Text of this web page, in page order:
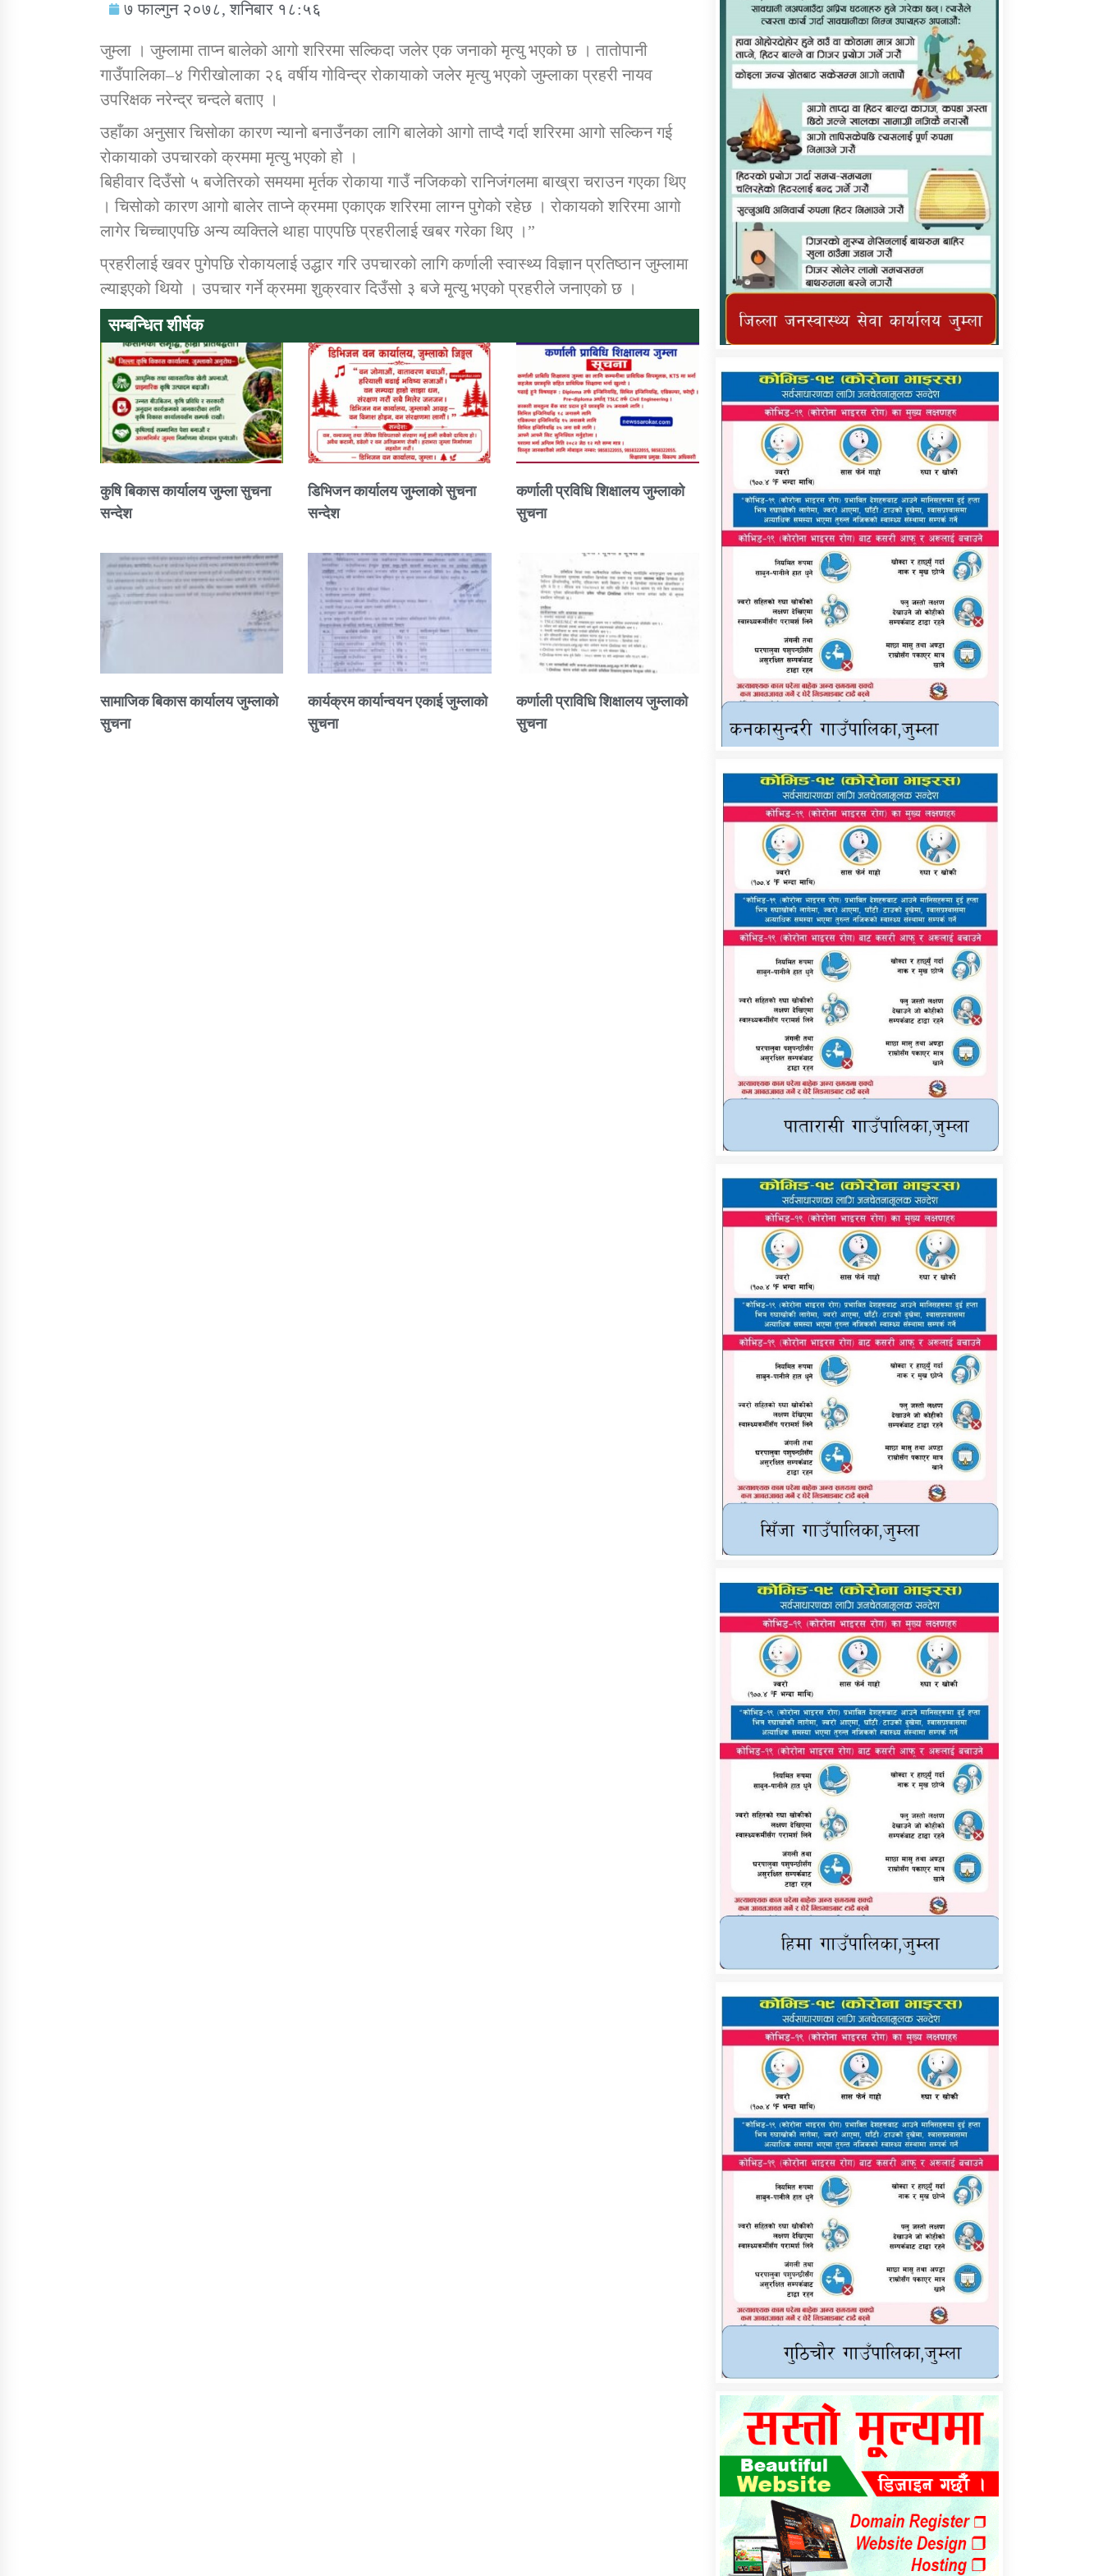
कर्णाली प्राविधि शिक्षालय जुम्लाको सुचना
तातोपानी गाउँपालिकाको न्यायिक समिति सम्बन्धी
सन्देश
तातोपानी गाउँपालिका जुम्लाको महिला तथा
लैङ्गिक हिंसा सम्बन्धी सूचना सन्देश
तातोपानी गाउँपालिका जुम्लाको महिनावारी
तातोपानी गाउँपालिका जुम्लाको बालविवाह सन्देश तातोपानी गाउँपालिका जुम्लाको सूचना
७ फाल्गुन २०७८, शनिबार १८:५६
जुम्ला । जुम्लामा ताप्न बालेको आगो शरिरमा सल्किदा जलेर एक जनाको मृत्यु भएको छ । तातोपानी
गाउँपालिका–४ गिरीखोलाका २६ वर्षीय गोविन्द्र रोकायाको जलेर मृत्यु भएको जुम्लाका प्रहरी नायव
उपरिक्षक नरेन्द्र चन्दले बताए ।
उहाँका अनुसार चिसोका कारण न्यानो बनाउँनका लागि बालेको आगो ताप्दै गर्दा शरिरमा आगो सल्किन गई
रोकायाको उपचारको क्रममा मृत्यु भएको हो ।
बिहीवार दिउँसो ५ बजेतिरको समयमा मृर्तक रोकाया गाउँ नजिकको रानिजंगलमा बाख्रा चराउन गएका थिए
। चिसोको कारण आगो बालेर ताप्ने क्रममा एकाएक शरिरमा लाग्न पुगेको रहेछ । रोकायको शरिरमा आगो
लागेर चिच्चाएपछि अन्य व्यक्तिले थाहा पाएपछि प्रहरीलाई खबर गरेका थिए ।”
प्रहरीलाई खवर पुगेपछि रोकायलाई उद्धार गरि उपचारको लागि कर्णाली स्वास्थ्य विज्ञान प्रतिष्ठान जुम्लामा
ल्याइएको थियो । उपचार गर्ने क्रममा शुक्रवार दिउँसो ३ बजे मृ्त्यु भएको प्रहरीले जनाएको छ ।
सम्बन्धित शीर्षक
कुषि बिकास कार्यालय जुम्ला सुचना
सन्देश
डिभिजन कार्यालय जुम्लाको सुचना
सन्देश
कर्णाली प्रविधि शिक्षालय जुम्लाको
सुचना
सामाजिक बिकास कार्यालय जुम्लाकाे
सुचना
कार्यक्रम कार्यान्वयन एकाई जुम्लाको
सुचना
कर्णाली प्राविधि शिक्षालय जुम्लाको
सुचना